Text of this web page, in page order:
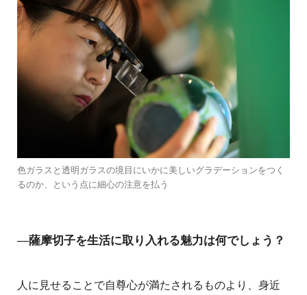
色ガラスと透明ガラスの境目にいかに美しいグラデーションをつく
るのか、という点に細心の注意を払う
―薩摩切子を生活に取り入れる魅力は何でしょう？
人に見せることで自尊心が満たされるものより、身近